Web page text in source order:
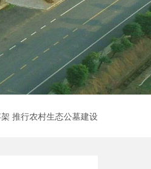
推行农村生态公墓建设